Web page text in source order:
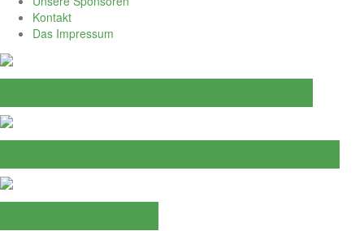
Kontakt
Das Impressum